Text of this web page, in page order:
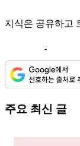
지식은 공유하고
주요 최신 글